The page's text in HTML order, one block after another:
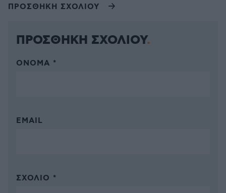
ΠΡΟΣΘΗΚΗ ΣΧΟΛΙΟΥ
ΠΡΟΣΘΗΚΗ ΣΧΟΛΙΟΥ
ΌΝΟΜΑ *
EMAIL
ΣΧΌΛΙΟ *